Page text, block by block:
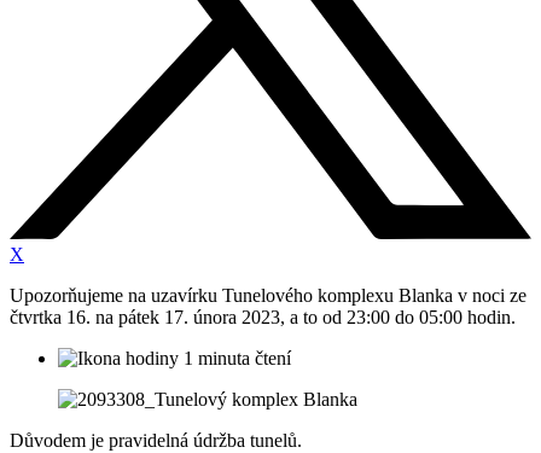
X
Upozorňujeme na uzavírku Tunelového komplexu Blanka v noci ze
čtvrtka 16. na pátek 17. února 2023, a to od 23:00 do 05:00 hodin.
1 minuta čtení
Důvodem je pravidelná údržba tunelů.